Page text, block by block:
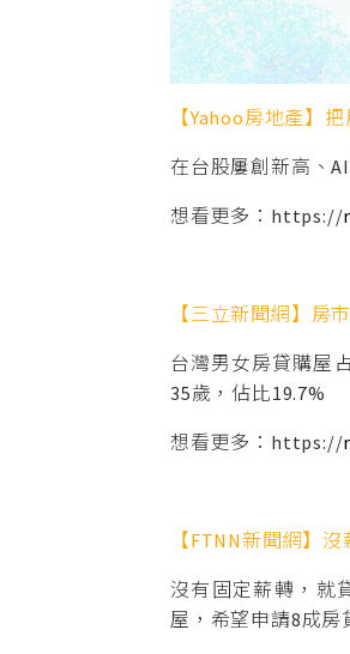
【Yahoo房地產】
在台股屢創新高、
想看更多：https://
【三立新聞網】房
台灣男女房貸購屋
35歲，佔比19.7%
想看更多：https://
【FTNN新聞網】
沒有固定薪轉，就
屋，希望申請8成房